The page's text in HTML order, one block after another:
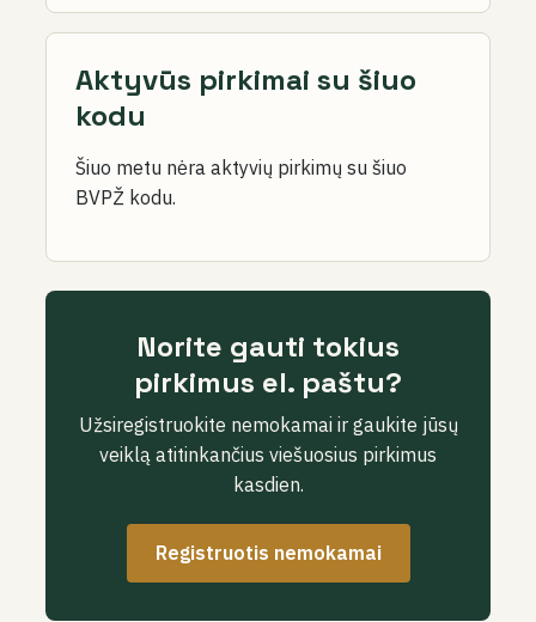
Aktyvūs pirkimai su šiuo
kodu
Šiuo metu nėra aktyvių pirkimų su šiuo
BVPŽ kodu.
Norite gauti tokius
pirkimus el. paštu?
Užsiregistruokite nemokamai ir gaukite jūsų
veiklą atitinkančius viešuosius pirkimus
kasdien.
Registruotis nemokamai